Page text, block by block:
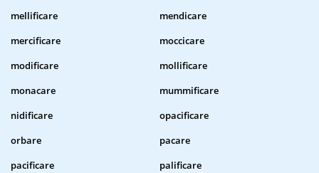
mellificare
mendicare
mercificare
moccicare
modificare
mollificare
monacare
mummificare
nidificare
opacificare
orbare
pacare
pacificare
palificare